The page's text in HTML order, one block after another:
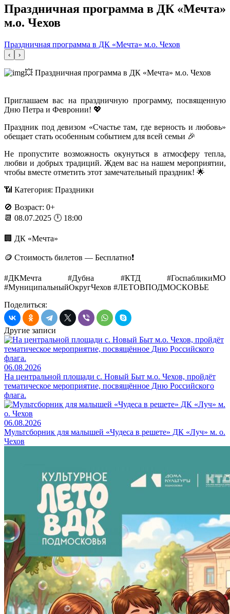
Праздничная программа в ДК «Мечта»
м.о. Чехов
Праздничная программа в ДК «Мечта» м.о. Чехов
‹ ›
💥 Праздничная программа в ДК «Мечта» м.о. Чехов
Приглашаем вас на праздничную программу, посвященную
Дню Петра и Февронии! 💖
Праздник под девизом «Счастье там, где верность и любовь»
обещает стать особенным событием для всей семьи 🎉
Не пропустите возможность окунуться в атмосферу тепла,
любви и добрых традиций. Ждем вас на нашем мероприятии,
чтобы вместе отметить этот замечательный праздник! 🌟
📶 Категория: Праздники
🚫 Возраст: 0+
📆 08.07.2025 🕛 18:00
🏢 ДК «Мечта»
🪙 Стоимость билетов — Бесплатно❗️
#ДКМечта #Дубна #КТД #ГоспабликиМО
#МуниципальныйОкругЧехов #ЛЕТОВПОДМОСКОВЬЕ
Поделиться:
Другие записи
06.08.2026
На центральной площади с. Новый Быт м.о. Чехов, пройдёт
тематическое мероприятие, посвящённое Дню Российского
флага.
06.08.2026
Мультсборник для малышей «Чудеса в решете» ДК «Луч» м. о.
Чехов